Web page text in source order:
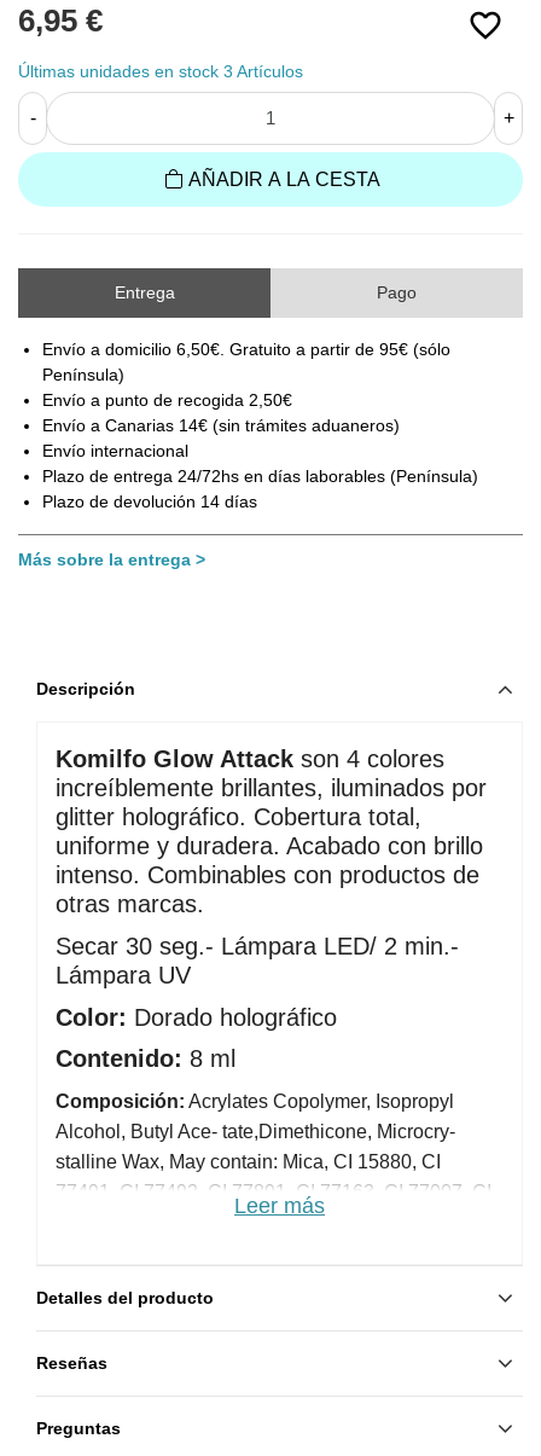
favorite_border
6,95 €
Últimas unidades en stock 3 Artículos
- +
AÑADIR A LA CESTA
Entrega Pago
Envío a domicilio 6,50€. Gratuito a partir de 95€ (sólo
Península)
Envío a punto de recogida 2,50€
Envío a Canarias 14€ (sin trámites aduaneros)
Envío internacional
Plazo de entrega 24/72hs en días laborables (Península)
Plazo de devolución 14 días
Más sobre la entrega
Descripción
Komilfo Glow Attack son 4 colores
increíblemente brillantes, iluminados por
glitter holográfico. Cobertura total,
uniforme y duradera. Acabado con brillo
intenso. Combinables con productos de
otras marcas.
Secar 30 seg.- Lámpara LED/ 2 min.-
Lámpara UV
Color: Dorado holográfico
Contenido: 8 ml
Composición: Acrylates Copolymer, Isopropyl
Alcohol, Butyl Ace- tate,Dimethicone, Microcry-
stalline Wax, May contain: Mica, CI 15880, CI
77491, CI 77492, CI 77891, CI 77163, CI 77007, CI
Leer más
Detalles del producto
Reseñas
Preguntas